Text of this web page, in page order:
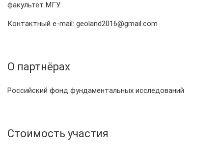
факультет МГУ.
Контактный e-mail: geoland2016@gmail.com
О партнёрах
Российский фонд фундаментальных исследований
Стоимость участия